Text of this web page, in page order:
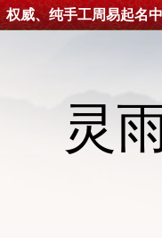
威、纯手工周易起名
灵